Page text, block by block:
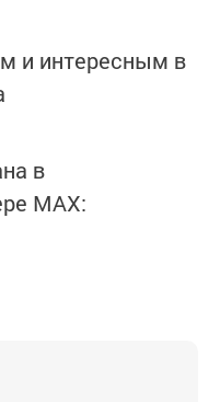
и интересным в
в
MАХ: